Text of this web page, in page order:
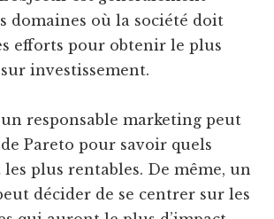
domaines où la société doit
efforts pour obtenir le plus
investissement.
responsable marketing peut
Pareto pour savoir quels
plus rentables. De même, un
décider de se centrer sur les